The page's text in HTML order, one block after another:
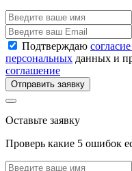
Подтверждаю
персональных данных и
соглашение
Отправить заявку
Оставьте заявку
Проверь какие 5 ошибок